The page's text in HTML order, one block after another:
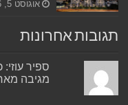
אוגוסט 5, 2026
תגובות אחרונות
ספיר עוזי:
מגיבה